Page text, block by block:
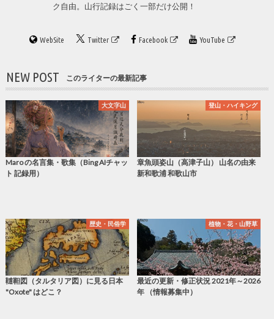
ク自由。山行記録はごく一部だけ公開！
WebSite Twitter Facebook YouTube
NEW POST このライターの最新記事
大文字山
Maro の名言集・歌集（Bing AIチャッ
ト 記録用）
登山・ハイキング
章魚頭姿山（高津子山） 山名の由来
新和歌浦 和歌山市
歴史・民俗学
韃靼図（タルタリア図）に見る日本
"Oxote" はどこ？
植物・花・山野草
最近の更新・修正状況 2021年～2026
年 （情報募集中）